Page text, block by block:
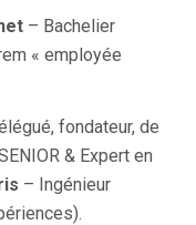
– Bachelier
« employée
fondateur, de
& Expert en
– Ingénieur